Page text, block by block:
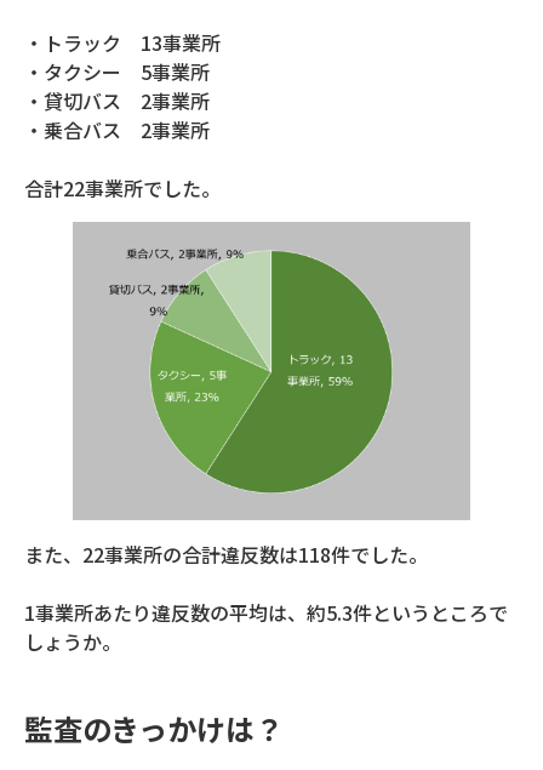
・トラック 13事業所
・タクシー 5事業所
・貸切バス 2事業所
・乗合バス 2事業所
合計22事業所でした。
また、22事業所の合計違反数は118件でした。
1事業所あたり違反数の平均は、約5.3件というところで
しょうか。
監査のきっかけは？